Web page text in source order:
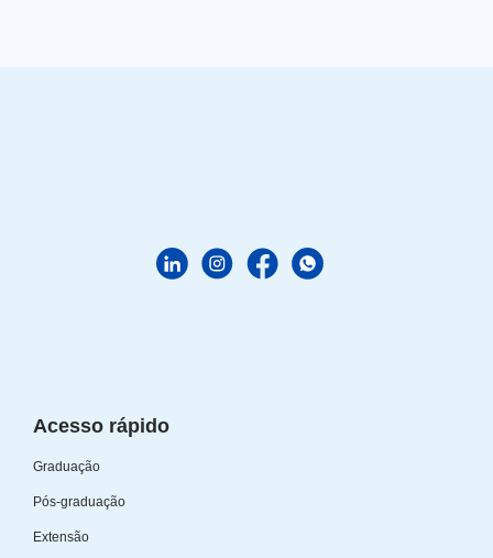
Acesso rápido
Graduação
Pós-graduação
Extensão